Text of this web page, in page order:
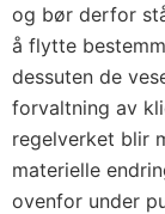
og bør derfor
å flytte
dessuten de
forvaltning av
regelverket blir
materielle
ovenfor under